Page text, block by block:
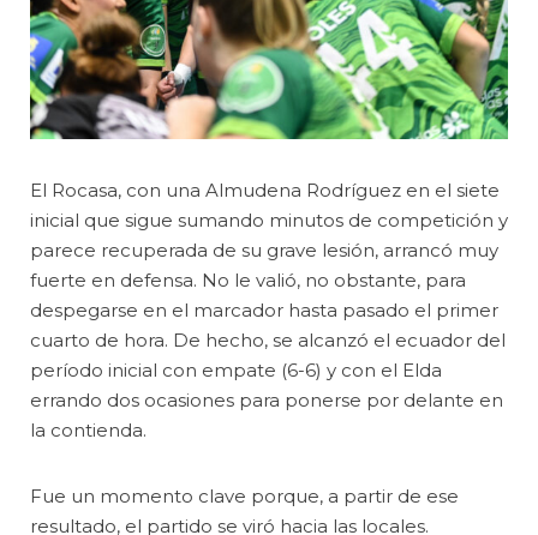
El Rocasa, con una Almudena Rodríguez en el siete
inicial que sigue sumando minutos de competición y
parece recuperada de su grave lesión, arrancó muy
fuerte en defensa. No le valió, no obstante, para
despegarse en el marcador hasta pasado el primer
cuarto de hora. De hecho, se alcanzó el ecuador del
período inicial con empate (6-6) y con el Elda
errando dos ocasiones para ponerse por delante en
la contienda.
Fue un momento clave porque, a partir de ese
resultado, el partido se viró hacia las locales.